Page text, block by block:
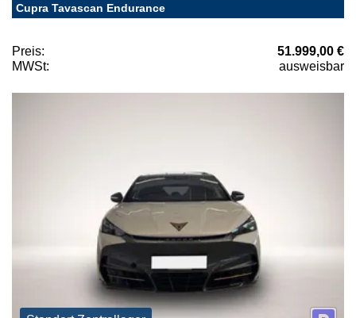
Cupra Tavascan Endurance
Preis:
51.999,00 €
MWSt:
ausweisbar